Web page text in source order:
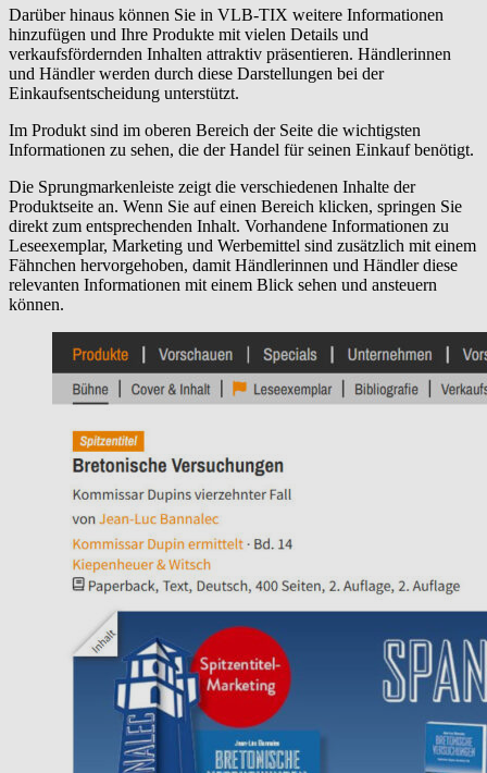
Darüber hinaus können Sie in VLB-TIX weitere Informationen
hinzufügen und Ihre Produkte mit vielen Details und
verkaufsfördernden Inhalten attraktiv präsentieren. Händlerinnen
und Händler werden durch diese Darstellungen bei der
Einkaufsentscheidung unterstützt.
Im Produkt sind im oberen Bereich der Seite die wichtigsten
Informationen zu sehen, die der Handel für seinen Einkauf benötigt.
Die Sprungmarkenleiste zeigt die verschiedenen Inhalte der
Produktseite an. Wenn Sie auf einen Bereich klicken, springen Sie
direkt zum entsprechenden Inhalt. Vorhandene Informationen zu
Leseexemplar, Marketing und Werbemittel sind zusätzlich mit einem
Fähnchen hervorgehoben, damit Händlerinnen und Händler diese
relevanten Informationen mit einem Blick sehen und ansteuern
können.